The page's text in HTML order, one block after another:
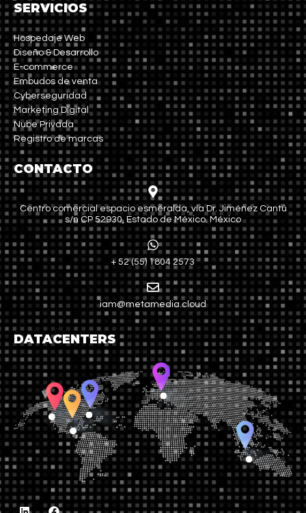
SERVICIOS
Hospedaje Web
Diseño & Desarrollo
E-commerce
Embudos de venta
Cyberseguridad
Marketing Digital
Nube Privada
Registro de marcas
CONTACTO
Centro comercial espacio esmeralda, vía Dr. Jiménez Cantú
s/n CP 52930, Estado de México. México
+ 52 (55) 1804 2573
iam@metamedia.cloud
DATACENTERS